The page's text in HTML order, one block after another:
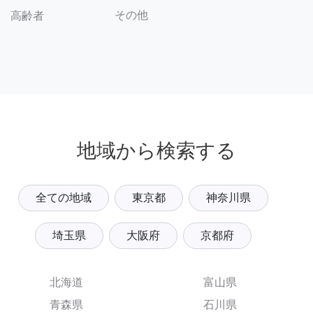
高齢者 その他
地域から検索する
全ての地域 東京都 神奈川県
埼玉県 大阪府 京都府
北海道
青森県
富山県
石川県